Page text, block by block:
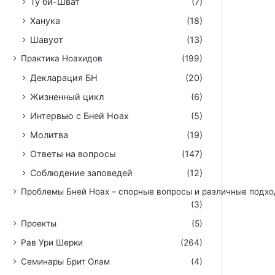
Ханука
(18)
Шавуот
(13)
Практика Ноахидов (199)
Декларация БН
(20)
Жизненный цикл
(6)
Интервью с Бней Ноах
(5)
Молитва
(19)
Ответы на вопросы
(147)
Соблюдение заповедей
(12)
Проблемы Бней Ноах – спорные вопросы и различные
(3)
Проекты
(5)
Рав Ури Шерки
(264)
Семинары Брит Олам
(4)